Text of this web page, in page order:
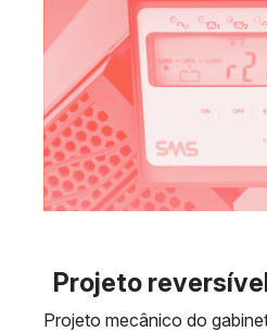
Projeto
Projeto mecânico do